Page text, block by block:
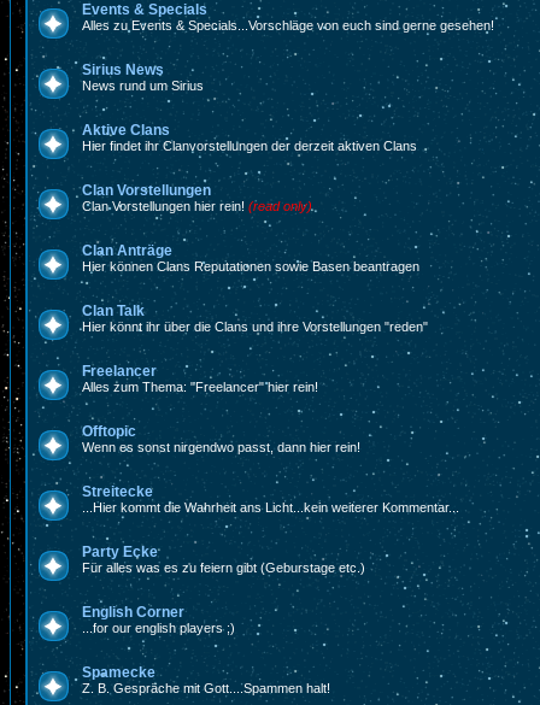
Events & Specials
Alles zu Events & Specials...Vorschläge von euch sind gerne gesehen!
Sirius News
News rund um Sirius
Aktive Clans
Hier findet ihr Clanvorstellungen der derzeit aktiven Clans
Clan Vorstellungen
Clan Vorstellungen hier rein! (read only)
Clan Anträge
Hier können Clans Reputationen sowie Basen beantragen
Clan Talk
Hier könnt ihr über die Clans und ihre Vorstellungen "reden"
Freelancer
Alles zum Thema: "Freelancer" hier rein!
Offtopic
Wenn es sonst nirgendwo passt, dann hier rein!
Streitecke
...Hier kommt die Wahrheit ans Licht...kein weiterer Kommentar...
Party Ecke
Für alles was es zu feiern gibt (Geburstage etc.)
English Corner
...for our english players ;)
Spamecke
Z. B. Gespräche mit Gott....Spammen halt!